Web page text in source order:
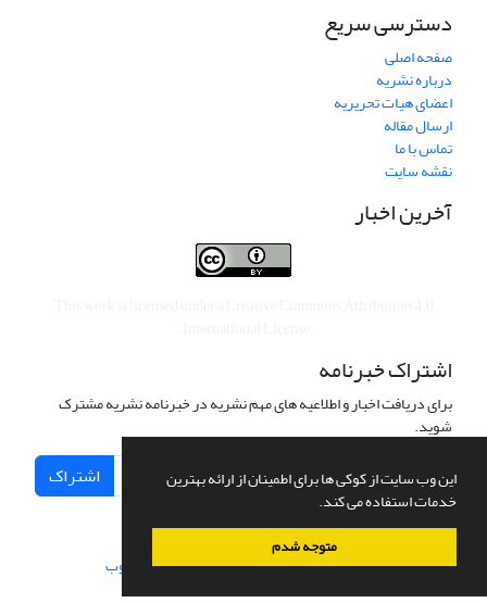
این وب سایت از کوکی ها برای اطمینان از ارائه بهترین
خدمات استفاده می کند.
متوجه شدم
دسترسی سریع
صفحه اصلی
درباره نشریه
اعضای هیات تحریریه
ارسال مقاله
تماس با ما
نقشه سایت
آخرین اخبار
اشتراک خبرنامه
برای دریافت اخبار و اطلاعیه های مهم نشریه در خبرنامه نشریه مشترک
شوید.
اشتراک
سامانه مدیریت نشریات علمی.طراحی و پیاده سازی از سیناوب